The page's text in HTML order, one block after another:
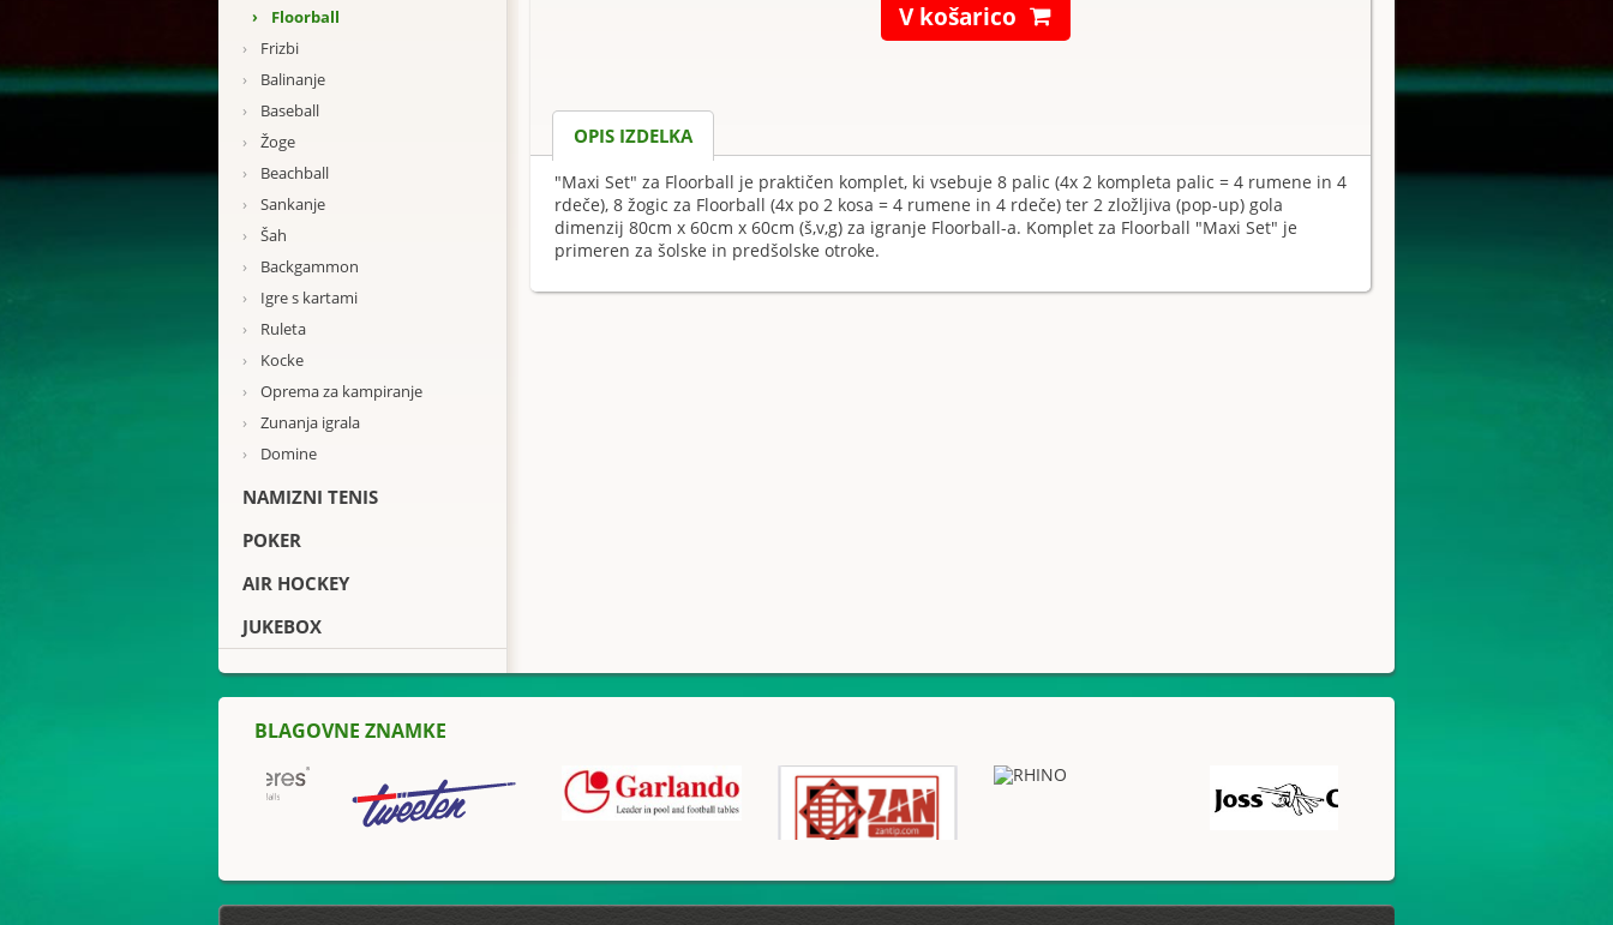
›
Floorball
›
Frizbi
›
Balinanje
›
Baseball
›
Žoge
›
Beachball
›
Sankanje
›
Šah
›
Backgammon
›
Igre s kartami
›
Ruleta
›
Kocke
›
Oprema za kampiranje
›
Zunanja igrala
›
Domine
NAMIZNI TENIS
POKER
AIR HOCKEY
JUKEBOX
V košarico
OPIS IZDELKA
"Maxi Set" za Floorball je praktičen komplet, ki vsebuje 8 palic (4x 2 kompleta palic = 4 rumene in 4
rdeče), 8 žogic za Floorball (4x po 2 kosa = 4 rumene in 4 rdeče) ter 2 zložljiva (pop-up) gola
dimenzij 80cm x 60cm x 60cm (š,v,g) za igranje Floorball-a. Komplet za Floorball "Maxi Set" je
primeren za šolske in predšolske otroke.
BLAGOVNE ZNAMKE